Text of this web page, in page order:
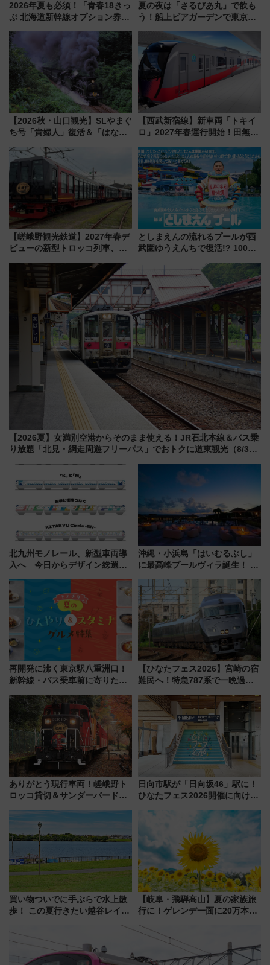
2026年夏も必須！「青春18きっ
ぷ 北海道新幹線オプション券」
の罠
夏の夜は「さるびあ丸」で飲も
う！船上ビアガーデンで東京湾
杯……工場直送生ビールや島グ
ルメが美味い
【2026秋・山口観光】SLやまぐ
ち号「貴婦人」復活＆「はなあ
注目観光列車まとめ きっぷの取
り方は？
【西武新宿線】新車両「トキイ
ロ」2027年春運行開始！田無・
「第2弾」も
【嵯峨野観光鉄道】2027年春デ
ビューの新型トロッコ列車、い
は2026年で引退
としまえんの流れるプールが西
武園ゆうえんちで復活!? 100周
イダー」に注目 2026年夏は所
沢へ遊びに行こう
【2026夏】女満別空港からそのまま使える！JR石北本線＆バス乗
り放題「北見・網走周遊フリーパス」でおトクに道東観光（8/3発
北九州モノレール、新型車両導
入へ 今日からデザイン総選挙
沖縄・小浜島「はいむるぶし」
に最高峰プールヴィラ誕生！ 石
美旅「何もしない贅沢」を体験
してみない？
再開発に沸く東京駅八重洲口！
新幹線・バス乗車前に寄りたい
やり＆スタミナグルメ」6選【新
店舗も！】
【ひなたフェス2026】宮崎の宿
難民へ！特急787系で一晩過ご
ローおひさま」が救世主に？
ありがとう現行車両！嵯峨野ト
ロッコ貸切＆サンダーバードレ
斉藤雪乃＆福原トシヒロと行
く！9月13日「京都の鉄道満喫
ツアー」開催
日向市駅が「日向坂46」駅に！
ひなたフェス2026開催に向けJR
全力応援 夜行列車「ドリーム
おひさま号」も走る
買い物ついでに手ぶらで水上散
歩！ この夏行きたい越谷レイク
ア「LAKESIDE PARK」（埼玉
県越谷市）
【岐阜・飛騨高山】夏の家族旅
行に！ゲレンデ一面に20万本の
アひまわり園」開園